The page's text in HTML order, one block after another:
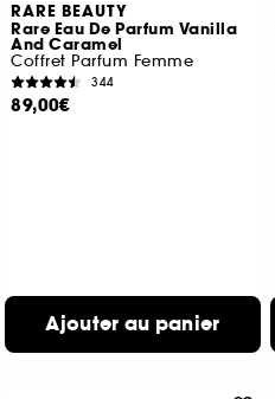
RARE BEAUTY
Rare Eau De Parfum Vanilla
And Caramel
Coffret Parfum Femme
344
89,00€
Ajouter au panier